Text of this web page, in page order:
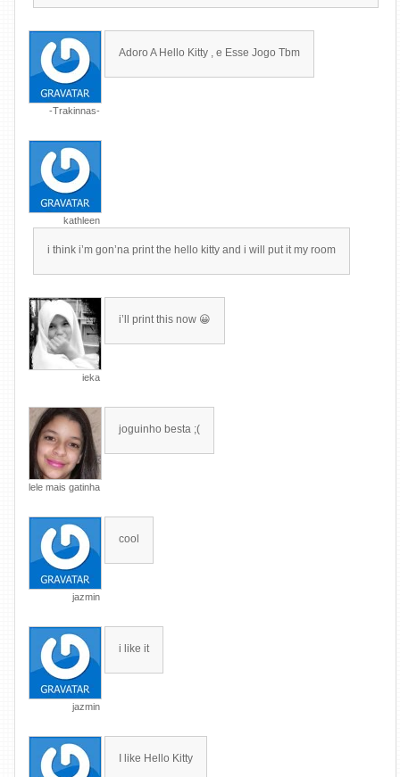
-Trakinnas-
Adoro A Hello Kitty , e Esse Jogo Tbm
kathleen
i think i’m gon’na print the hello kitty and i will put it my room
ieka
i’ll print this now 😀
lele mais gatinha
joguinho besta ;(
jazmin
cool
jazmin
i like it
I like Hello Kitty